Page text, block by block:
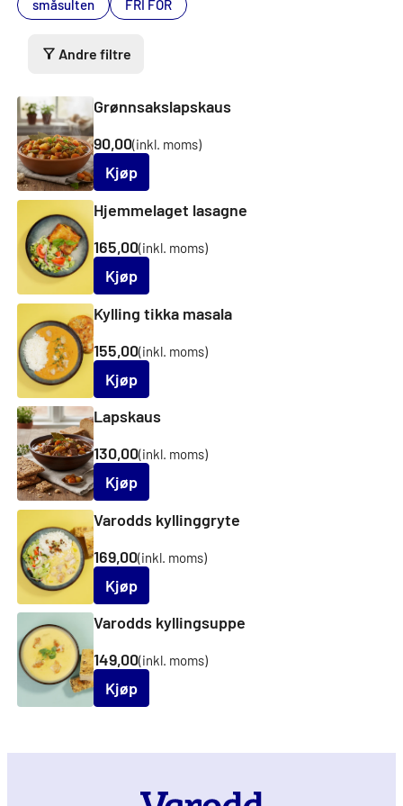
småsulten
FRI FOR
Andre filtre
Grønnsakslapskaus
90,00(inkl. moms)
Kjøp
Hjemmelaget lasagne
165,00(inkl. moms)
Kjøp
Kylling tikka masala
155,00(inkl. moms)
Kjøp
Lapskaus
130,00(inkl. moms)
Kjøp
Varodds kyllinggryte
169,00(inkl. moms)
Kjøp
Varodds kyllingsuppe
149,00(inkl. moms)
Kjøp